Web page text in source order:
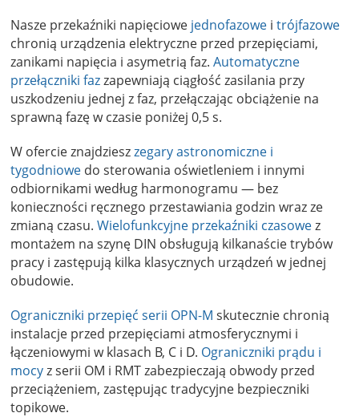
Nasze przekaźniki napięciowe jednofazowe i trójfazowe
chronią urządzenia elektryczne przed przepięciami,
zanikami napięcia i asymetrią faz. Automatyczne
przełączniki fazzapewniają ciągłość zasilania przy
uszkodzeniu jednej z faz, przełączając obciążenie na
sprawną fazę w czasie poniżej 0,5 s.
W ofercie znajdzieszzegary astronomiczne i
tygodniowe do sterowania oświetleniem i innymi
odbiornikami według harmonogramu — bez
konieczności ręcznego przestawiania godzin wraz ze
zmianą czasu. Wielofunkcyjne przekaźniki czasowez
montażem na szynę DIN obsługują kilkanaście trybów
pracy i zastępują kilka klasycznych urządzeń w jednej
obudowie.
Ograniczniki przepięć serii OPN-M skutecznie chronią
instalacje przed przepięciami atmosferycznymi i
łączeniowymi w klasach B, C i D. Ograniczniki prądu i
mocyz serii OM i RMT zabezpieczają obwody przed
przeciążeniem, zastępując tradycyjne bezpieczniki
topikowe.